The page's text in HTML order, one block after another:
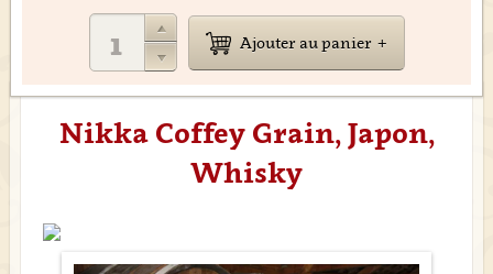
Ajouter au panier
Nikka Coffey Grain, Japon,
Whisky